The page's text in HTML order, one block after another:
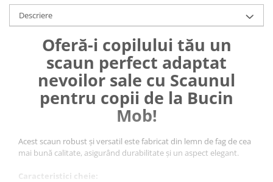
Descriere
Oferă-i copilului tău un
scaun perfect adaptat
nevoilor sale cu Scaunul
pentru copii de la Bucin
Mob!
Acest scaun robust și versatil este fabricat din lemn de fag de cea
mai bună calitate, asigurând durabilitate și un aspect elegant.
Caracteristici cheie: